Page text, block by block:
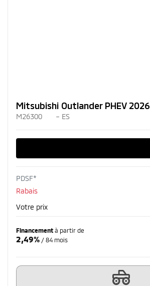
Mitsubishi Outlander PHEV 2026
M26300 – ES
PDSF*
Rabais
Votre prix
Financement à partir de
2,49% / 84 mois